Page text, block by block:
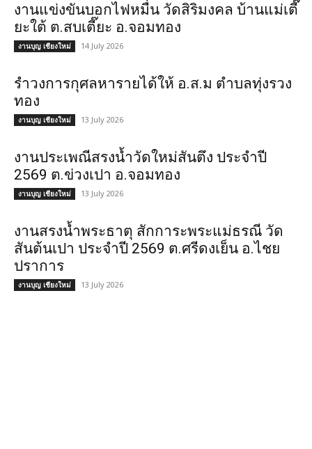
งานแข่งขันบอกไฟหมื่น วัดสิริมงคล บ้านแม่เตี๊
ยะใต้ ต.สบเตี๊ยะ อ.จอมทอง
งานบุญ เชียงใหม่ 14 July 2026
รำวงการกุศลหารายได้ให้ อ.ส.ม ตำบลทุ่งรวง
ทอง
งานบุญ เชียงใหม่ 13 July 2026
งานประเพณีสรงน้ำวัดใหม่สันตึง ประจำปี
2569 ต.ข่วงเปา อ.จอมทอง
งานบุญ เชียงใหม่ 13 July 2026
งานสรงน้ำพระธาตุ สักการะพระแม่ธรณี วัด
สันต้นเปา ประจำปี 2569 ต.ศรีดงเย็น อ.ไชย
ปราการ
งานบุญ เชียงใหม่ 13 July 2026